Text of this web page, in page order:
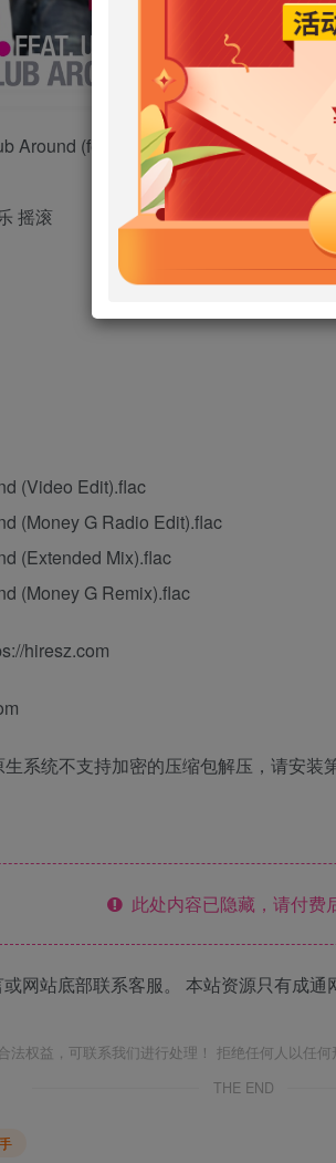
Around (feat. U-Jean) – Single
摇滚
(Video Edit).flac
(Money G Radio Edit).flac
(Extended Mix).flac
(Money G Remix).flac
hiresz.com
系统不支持加密的压缩包解压，请安装
此处内容已隐藏，请付费
网站底部联系客服。 本站资源只有成通
法权益，可联系我们进行处理！ 拒绝任何人以任
THE END